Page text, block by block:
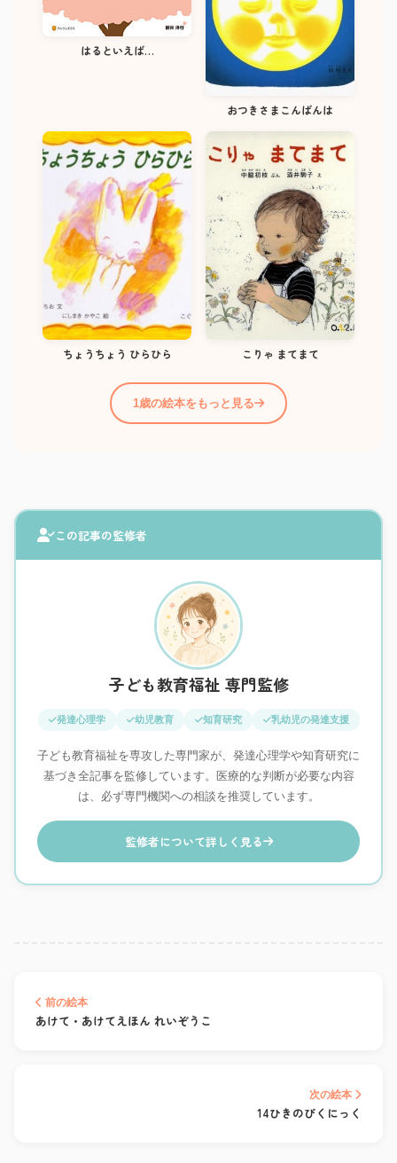
はるといえば…
おつきさまこんばんは
ちょうちょう ひらひら こりゃ まてまて
1歳の絵本をもっと見る
この記事の監修者
子ども教育福祉 専門監修
発達心理学 幼児教育 知育研究 乳幼児の発達支援
子ども教育福祉を専攻した専門家が、発達心理学や知育研究に
基づき全記事を監修しています。医療的な判断が必要な内容
は、必ず専門機関への相談を推奨しています。
監修者について詳しく見る
前の絵本
あけて・あけてえほん れいぞうこ
次の絵本
14ひきのぴくにっく